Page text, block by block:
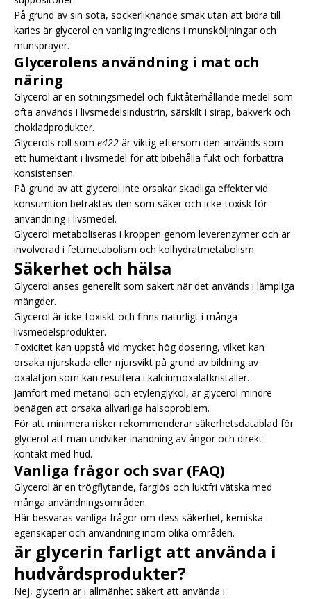
På grund av sin söta, sockerliknande smak utan att bidra till
karies är glycerol en vanlig ingrediens i munsköljningar och
munsprayer.
Glycerolens användning i mat och
näring
Glycerol är en sötningsmedel och fuktåterhållande medel som
ofta används i livsmedelsindustrin, särskilt i sirap, bakverk och
chokladprodukter.
Glycerols roll som e422 är viktig eftersom den används som
ett humektant i livsmedel för att bibehålla fukt och förbättra
konsistensen.
På grund av att glycerol inte orsakar skadliga effekter vid
konsumtion betraktas den som säker och icke-toxisk för
användning i livsmedel.
Glycerol metaboliseras i kroppen genom leverenzymer och är
involverad i fettmetabolism och kolhydratmetabolism.
Säkerhet och hälsa
Glycerol anses generellt som säkert när det används i lämpliga
mängder.
Glycerol är icke-toxiskt och finns naturligt i många
livsmedelsprodukter.
Toxicitet kan uppstå vid mycket hög dosering, vilket kan
orsaka njurskada eller njursvikt på grund av bildning av
oxalatjon som kan resultera i kalciumoxalatkristaller.
Jämfört med metanol och etylenglykol, är glycerol mindre
benägen att orsaka allvarliga hälsoproblem.
För att minimera risker rekommenderar säkerhetsdatablad för
glycerol att man undviker inandning av ångor och direkt
kontakt med hud.
Vanliga frågor och svar (FAQ)
Glycerol är en trögflytande, färglös och luktfri vätska med
många användningsområden.
Här besvaras vanliga frågor om dess säkerhet, kemiska
egenskaper och användning inom olika områden.
är glycerin farligt att använda i
hudvårdsprodukter?
Nej, glycerin är i allmänhet säkert att använda i